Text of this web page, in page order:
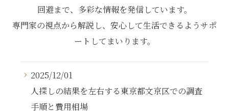
回避まで、多彩な情報を発信しています。
専門家の視点から解説し、安心して生活できるようサポ
ートしてまいります。
2025/12/01
人探しの結果を左右する東京都文京区での調査
手順と費用相場